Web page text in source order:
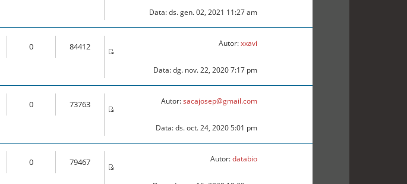
Data: ds. gen. 02, 2021 11:27 am
0 84412 Autor:xxavi
Data: dg. nov. 22, 2020 7:17 pm
0 73763 Autor:sacajosep@gmail.com
Data: ds. oct. 24, 2020 5:01 pm
0 79467 Autor:databio